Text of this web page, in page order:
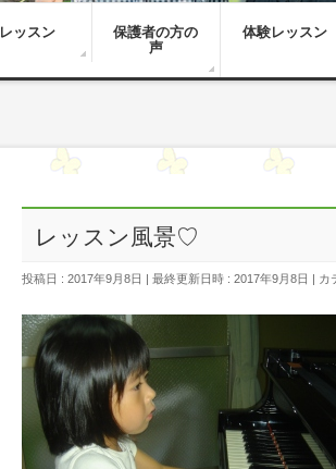
レッスン
保護者の方の
声
体験レッスン
レッスン風景♡
投稿日 : 2017年9月8日 最終更新日時 : 2017年9月8日 カ